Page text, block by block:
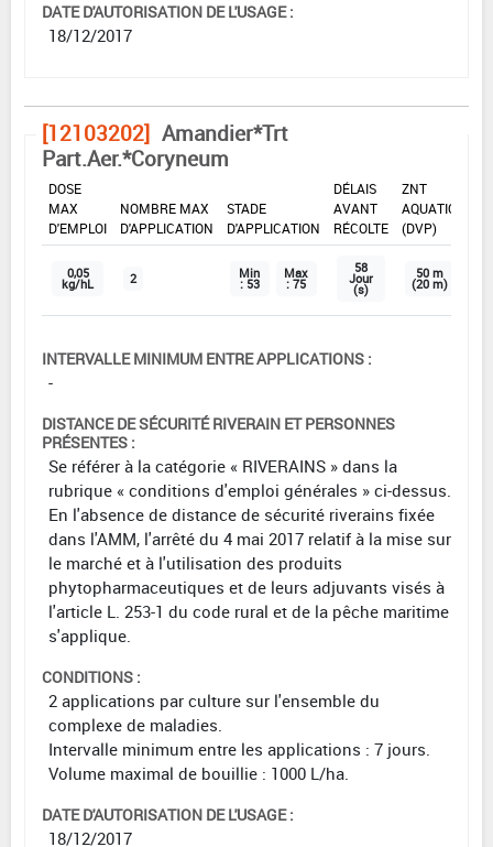
DATE D'AUTORISATION DE L'USAGE :
18/12/2017
[12103202] Amandier*Trt
Part.Aer.*Coryneum
DOSE
MAX
D'EMPLOI
NOMBRE MAX
D'APPLICATION
STADE
D'APPLICATION
DÉLAIS
AVANT
RÉCOLTE
ZNT
AQUATIQUE
(DVP)
0,05
kg/hL 2 Min
: 53
Max
: 75
58
Jour
(s)
50 m
(20 m)
INTERVALLE MINIMUM ENTRE APPLICATIONS :
-
DISTANCE DE SÉCURITÉ RIVERAIN ET PERSONNES
PRÉSENTES :
Se référer à la catégorie « RIVERAINS » dans la
rubrique « conditions d'emploi générales » ci-dessus.
En l'absence de distance de sécurité riverains fixée
dans l'AMM, l'arrêté du 4 mai 2017 relatif à la mise sur
le marché et à l'utilisation des produits
phytopharmaceutiques et de leurs adjuvants visés à
l'article L. 253-1 du code rural et de la pêche maritime
s'applique.
CONDITIONS :
2 applications par culture sur l'ensemble du
complexe de maladies.
Intervalle minimum entre les applications : 7 jours.
Volume maximal de bouillie : 1000 L/ha.
DATE D'AUTORISATION DE L'USAGE :
18/12/2017